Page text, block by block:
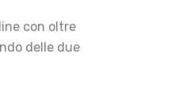
con oltre
delle due